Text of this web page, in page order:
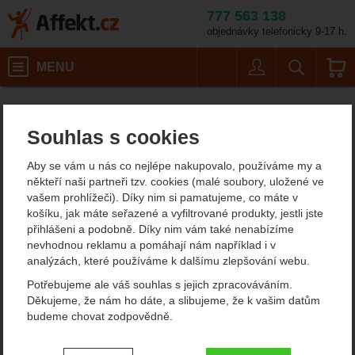
Souhlas s cookies
Aby se vám u nás co nejlépe nakupovalo, používáme my a
někteří naši partneři tzv. cookies (malé soubory, uložené ve
vašem prohlížeči). Díky nim si pamatujeme, co máte v
košíku, jak máte seřazené a vyfiltrované produkty, jestli jste
přihlášeni a podobně. Díky nim vám také nenabízíme
nevhodnou reklamu a pomáhají nám například i v
analýzách, které používáme k dalšímu zlepšování webu.
Potřebujeme ale váš souhlas s jejich zpracováváním.
Děkujeme, že nám ho dáte, a slibujeme, že k vašim datům
budeme chovat zodpovědně.
Nastavení souhlasů s kategoriemi
777 563 138
objednávky telefonicky 9-17 h.
MENU
Victorinox Ocílka s
Victorinox Ocílka s
plastovou rukojetí 25 cm
Fotografie